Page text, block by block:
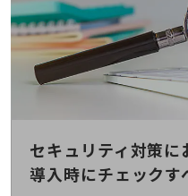
タフネススマートフォン
データ通信製品
ドコモケータイ
通信モジュール製品
衛星携帯電話
セキュリティ対策
導入時にチェック